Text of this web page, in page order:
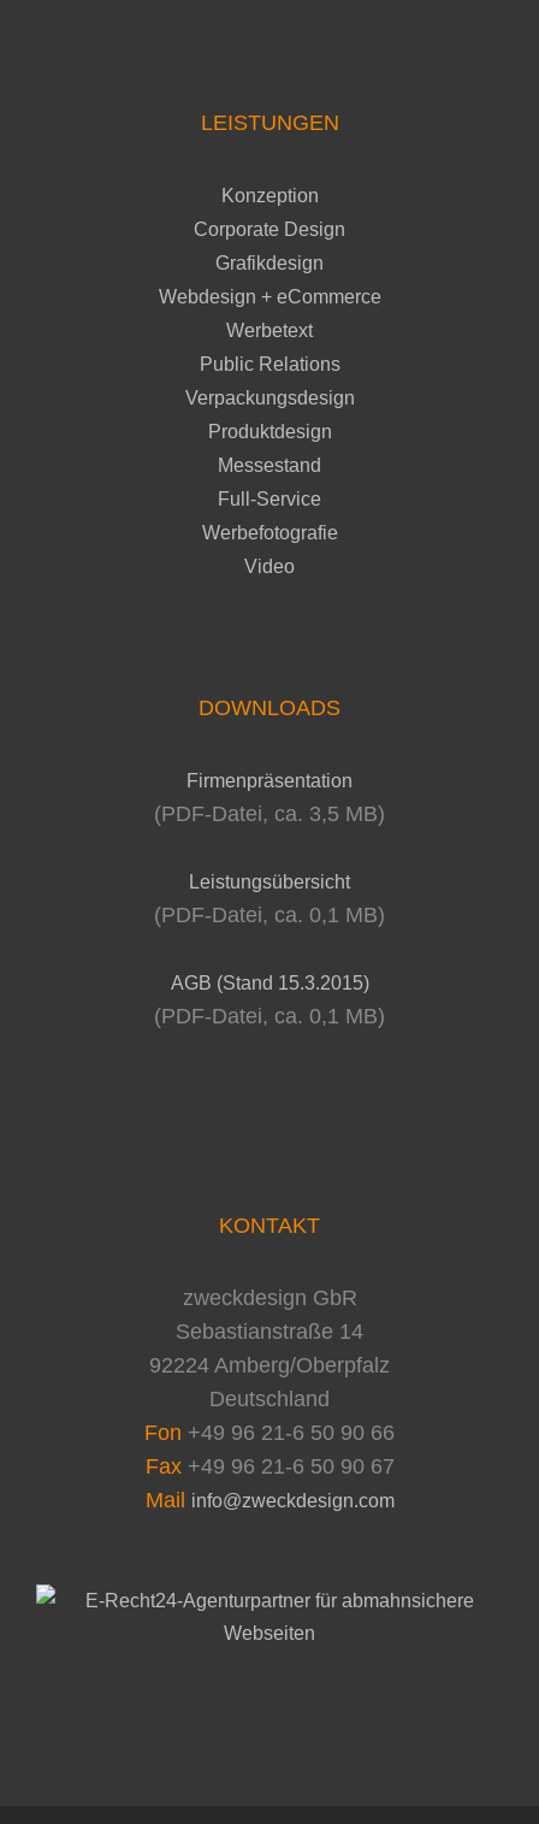
LEISTUNGEN
Konzeption
Corporate Design
Grafikdesign
Webdesign + eCommerce
Werbetext
Public Relations
Verpackungsdesign
Produktdesign
Messestand
Full-Service
Werbefotografie
Video
DOWNLOADS
Firmenpräsentation
(PDF-Datei, ca. 3,5 MB)
Leistungsübersicht
(PDF-Datei, ca. 0,1 MB)
AGB (Stand 15.3.2015)
(PDF-Datei, ca. 0,1 MB)
KONTAKT
zweckdesign GbR
Sebastianstraße 14
92224 Amberg/Oberpfalz
Deutschland
Fon +49 96 21-6 50 90 66
Fax+49 96 21-6 50 90 67
Mail info@zweckdesign.com